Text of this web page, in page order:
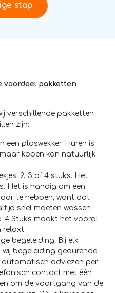
stap
voordeel pakketten
verschillende pakketten
zijn:
een plaswekker. Huren is
kopen kan natuurlijk
2, 3 of 4 stuks. Het
Het is handig om een
te hebben, want dat
snel moeten wassen
4 Stuks maakt het vooral
relaxt.
begeleiding. Bij elk
begeleiding gedurende
adviezen per
contact met één
om de voortgang van de